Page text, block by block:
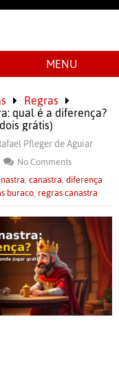
MENU
Regras
qual é a diferença?
grátis)
Pfleger de Aguiar
No Comments
, canastra, diferença
buraco, regras canastra